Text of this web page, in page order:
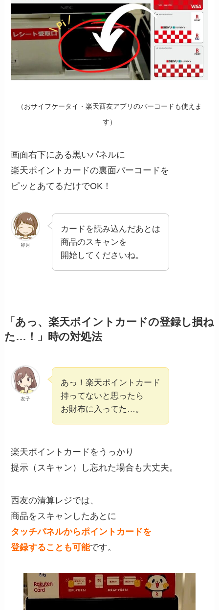
（おサイフケータイ・楽天西友アプリのバーコードも使えま
す）
画面右下にある黒いパネルに
楽天ポイントカードの裏面バーコードを
ピッとあてるだけでOK！
卯月
カードを読み込んだあとは
商品のスキャンを
開始してくださいね。
「あっ、楽天ポイントカードの登録し損ね
た…！」時の対処法
友子
あっ！楽天ポイントカード
持ってないと思ったら
お財布に入ってた…。
楽天ポイントカードをうっかり
提示（スキャン）し忘れた場合も大丈夫。
西友の清算レジでは、
商品をスキャンしたあとに
タッチパネルからポイントカードを
登録することも可能です。